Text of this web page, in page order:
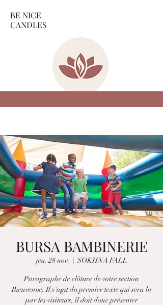
BE NICE
CANDLES
BURSA BAMBINERIE
jeu. 28 nov.
  |
SOKHNA FALL
Paragraphe de clôture de votre section
Bienvenue. Il s'agit du premier texte qui sera lu
par les visiteurs, il doit donc présenter